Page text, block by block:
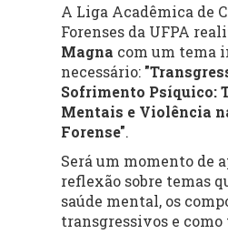
A Liga Acadêmica de
Forenses da UFPA
Magna com um tema
necessário:
Sofrimento Psíquico:
Mentais e Violência
Forense".
Será um momento de
reflexão sobre temas
saúde mental, os
transgressivos e como